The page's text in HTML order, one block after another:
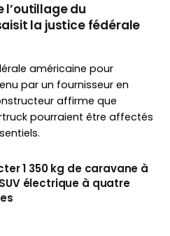
l’outillage du
la justice fédérale
américaine pour
par un fournisseur en
affirme que
pourraient être affectés
1 350 kg de caravane à
électrique à quatre